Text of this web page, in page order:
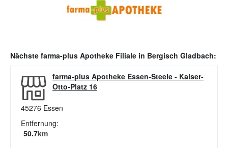
Nächste farma-plus Apotheke Filiale in Bergisch Gladbach:
farma-plus Apotheke Essen-Steele - Kaiser-
Otto-Platz 16
45276 Essen
Entfernung:
50.7km